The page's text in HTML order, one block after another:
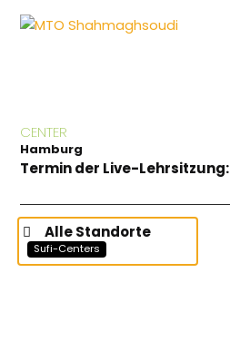
CENTER
Hamburg
Termin der Live-Lehrsitzung:
Alle Standorte
Sufi-Centers